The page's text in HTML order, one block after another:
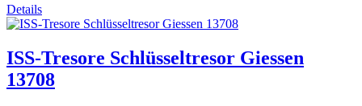
Details
ISS-Tresore Schlüsseltresor Giessen
13708